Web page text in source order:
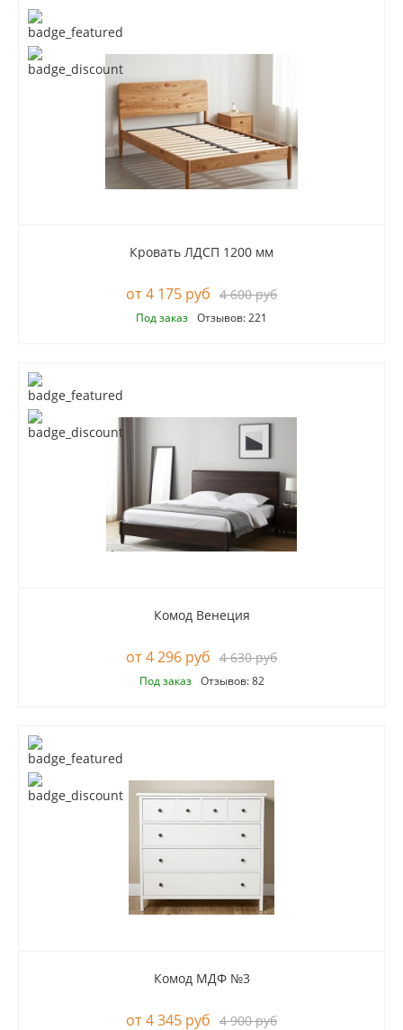
Кровать ЛДСП 1200 мм
4 175 руб 4 600 руб
Под заказ Отзывов: 221
Комод Венеция
4 296 руб 4 630 руб
Под заказ Отзывов: 82
Комод МДФ №3
4 345 руб 4 900 руб